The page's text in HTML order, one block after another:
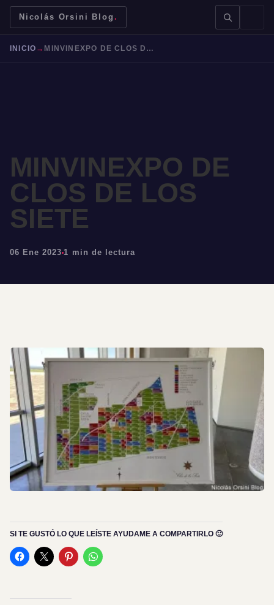
Nicolás Orsini Blog .
Mendoza Malbec Bodegas
INICIO → MINVINEXPO DE CLOS DE LOS SIETE
MINVINEXPO DE
CLOS DE LOS
SIETE
06 Ene 2023 1 min de lectura
SI TE GUSTÓ LO QUE LEÍSTE AYUDAME A COMPARTIRLO 🙂